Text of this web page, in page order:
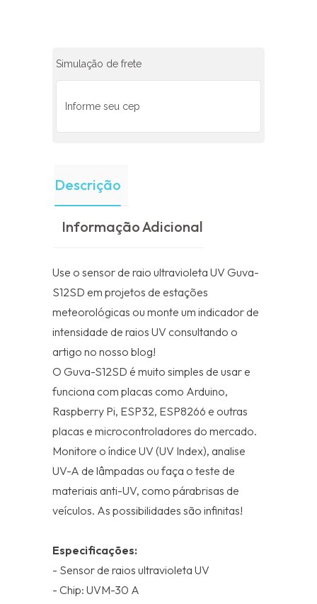
Simulação de frete
Descrição
Informação Adicional
Use o sensor de raio ultravioleta UV Guva-
S12SD em projetos de estações
meteorológicas ou monte um indicador de
intensidade de raios UV consultando o
artigo no nosso blog!
O Guva-S12SD é muito simples de usar e
funciona com placas como Arduino,
Raspberry Pi, ESP32, ESP8266 e outras
placas e microcontroladores do mercado.
Monitore o índice UV (UV Index), analise
UV-A de lâmpadas ou faça o teste de
materiais anti-UV, como párabrisas de
veículos. As possibilidades são infinitas!
Especificações:
- Sensor de raios ultravioleta UV
- Chip: UVM-30 A